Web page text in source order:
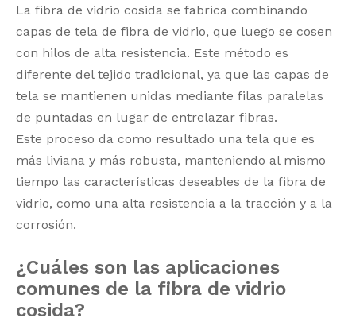
La fibra de vidrio cosida se fabrica combinando
capas de tela de fibra de vidrio, que luego se cosen
con hilos de alta resistencia. Este método es
diferente del tejido tradicional, ya que las capas de
tela se mantienen unidas mediante filas paralelas
de puntadas en lugar de entrelazar fibras.
Este proceso da como resultado una tela que es
más liviana y más robusta, manteniendo al mismo
tiempo las características deseables de la fibra de
vidrio, como una alta resistencia a la tracción y a la
corrosión.
¿Cuáles son las aplicaciones
comunes de la fibra de vidrio
cosida?